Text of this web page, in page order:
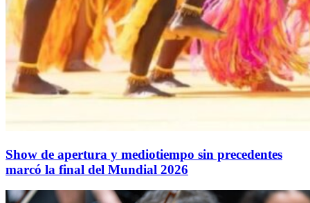
Show de apertura y mediotiempo sin precedentes
marcó la final del Mundial 2026